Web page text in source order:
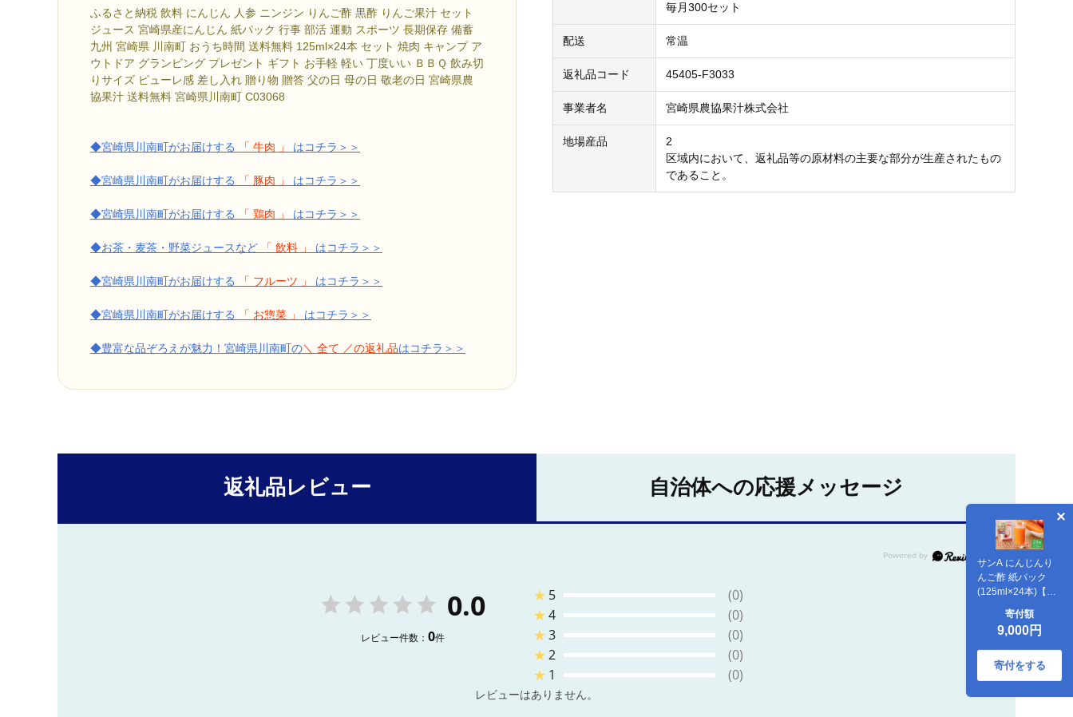
ふるさと納税 飲料 にんじん 人参 ニンジン りんご酢 黒酢 りんご果汁 セット
ジュース 宮崎県産にんじん 紙パック 行事 部活 運動 スポーツ 長期保存 備蓄
九州 宮崎県 川南町 おうち時間 送料無料 125ml×24本 セット 焼肉 キャンプ ア
ウトドア グランピング プレゼント ギフト お手軽 軽い 丁度いい ＢＢＱ 飲み切
りサイズ ピューレ感 差し入れ 贈り物 贈答 父の日 母の日 敬老の日 宮崎県農
協果汁 送料無料 宮崎県川南町 C03068
◆宮崎県川南町がお届けする 「 牛肉 」 はコチラ＞＞
◆宮崎県川南町がお届けする 「 豚肉 」 はコチラ＞＞
◆宮崎県川南町がお届けする 「 鶏肉 」 はコチラ＞＞
◆お茶・麦茶・野菜ジュースなど 「 飲料 」 はコチラ＞＞
◆宮崎県川南町がお届けする 「 フルーツ 」 はコチラ＞＞
◆宮崎県川南町がお届けする 「 お惣菜 」 はコチラ＞＞
◆豊富な品ぞろえが魅力！宮崎県川南町の＼ 全て ／の返礼品はコチラ＞＞
サンA にんじんり
んご酢 紙パック
(125ml×24本)【飲
料 にんじん 人参 ニ
ンジン りんご酢 黒
酢 りんご果汁 紙パ
ック 長期保存 備蓄
送料無料】
[C03068]
寄付額
9,000円
寄付をする
毎月300セット
配送 常温
返礼品コード 45405-F3033
事業者名 宮崎県農協果汁株式会社
地場産品
2
区域内において、返礼品等の原材料の主要な部分が生産されたもの
であること。
返礼品レビュー 自治体への応援メッセージ
0.0
レビュー件数： 0件
★ 5
(0)
★4
(0)
★3
(0)
★2
(0)
★ 1 (0)
レビューはありません。